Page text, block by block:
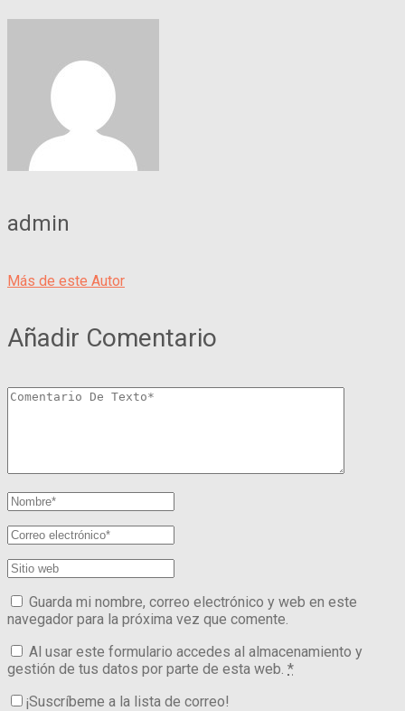
admin
Más de este Autor
Añadir Comentario
Guarda mi nombre, correo electrónico y web en este
navegador para la próxima vez que comente.
Al usar este formulario accedes al almacenamiento y
gestión de tus datos por parte de esta web. *
¡Suscríbeme a la lista de correo!